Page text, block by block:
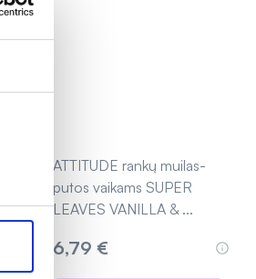
ATTITUDE rankų muilas-
putos vaikams SUPER
LEAVES VANILLA &...
6,79 €